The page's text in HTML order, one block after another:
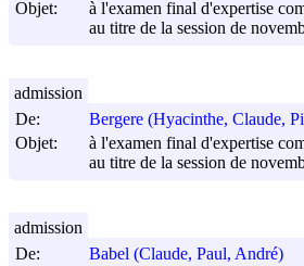
Objet:
à l'examen final d'expertise
au titre de la session de
De:
Bergere (Hyacinthe, Claude,
Objet:
à l'examen final d'expertise
au titre de la session de
admission
De:
Babel (Claude, Paul, André)
admission